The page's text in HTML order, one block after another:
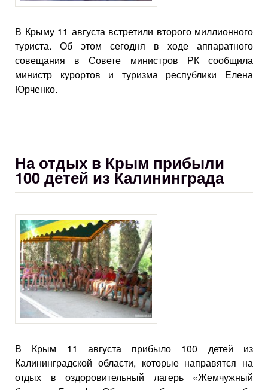
В Крыму 11 августа встретили второго миллионного
туриста. Об этом сегодня в ходе аппаратного
совещания в Совете министров РК сообщила
министр курортов и туризма республики Елена
Юрченко.
На отдых в Крым прибыли
100 детей из Калининграда
В Крым 11 августа прибыло 100 детей из
Калининградской области, которые направятся на
отдых в оздоровительный лагерь «Жемчужный